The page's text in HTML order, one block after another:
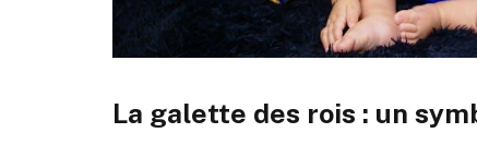
La galette des rois : un